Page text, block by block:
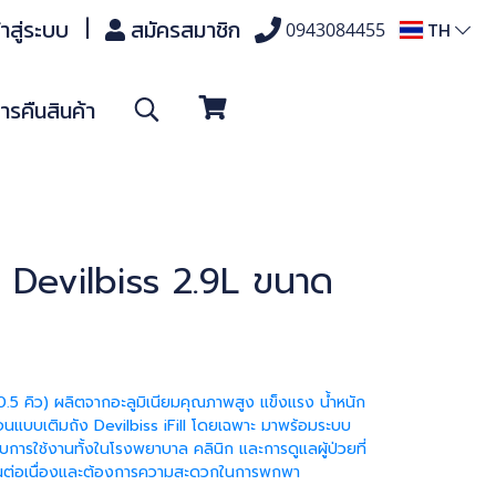
สู่ระบบ สมัครสมาชิก 0943084455 TH
รคืนสินค้า
2.9L ขนาด
คิว) ผลิตจากอะลูมิเนียมคุณภาพสูง แข็งแรง น้ำหนัก
แบบเติมถัง Devilbiss iFill โดยเฉพาะ มาพร้อมระบบ
รใช้งานทั้งในโรงพยาบาล คลินิก และการดูแลผู้ป่วยที่
อเนื่องและต้องการความสะดวกในการพกพา